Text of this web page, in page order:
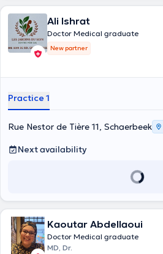
Ali Ishrat
Doctor Medical graduate
New partner
Practice 1
Rue Nestor de Tière 11, Schaerbeek
Next availability
Kaoutar Abdellaoui
Doctor Medical graduate
MD, Dr.